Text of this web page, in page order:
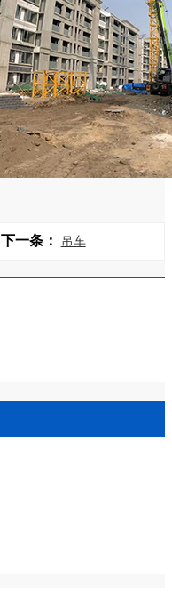
下一条： 吊车